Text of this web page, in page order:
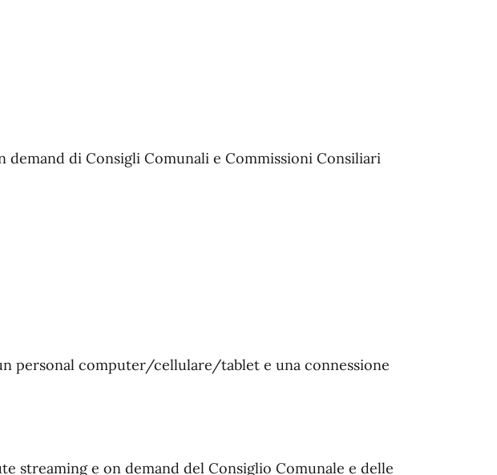
demand di Consigli Comunali e Commissioni Consiliari
personal computer/cellulare/tablet e una connessione
streaming e on demand del Consiglio Comunale e delle